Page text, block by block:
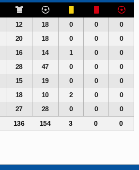
12 18 0 0
0
20 18 0 0
0
16 14 1 0
0
28 47 0 0
0
15 19 0 0
0
18 10 2 0
0
27 28 0 0
0
136 154 3 0 0